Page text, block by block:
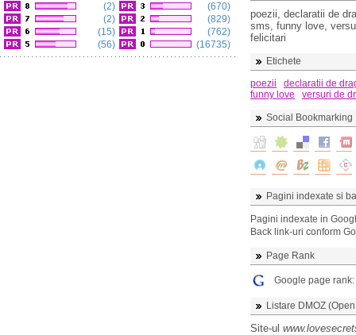
(2)
(2)
(15)
(56)
(670)
(829)
(762)
(16735)
poezii, declaratii de
sms, funny love,
felicitari
Etichete
poezii
declaratii de
funny love
versuri de
Social Bookmarking
Pagini indexate si
Pagini indexate in
Back link-uri conform
Page Rank
Google page rank:
Listare DMOZ
Site-ul